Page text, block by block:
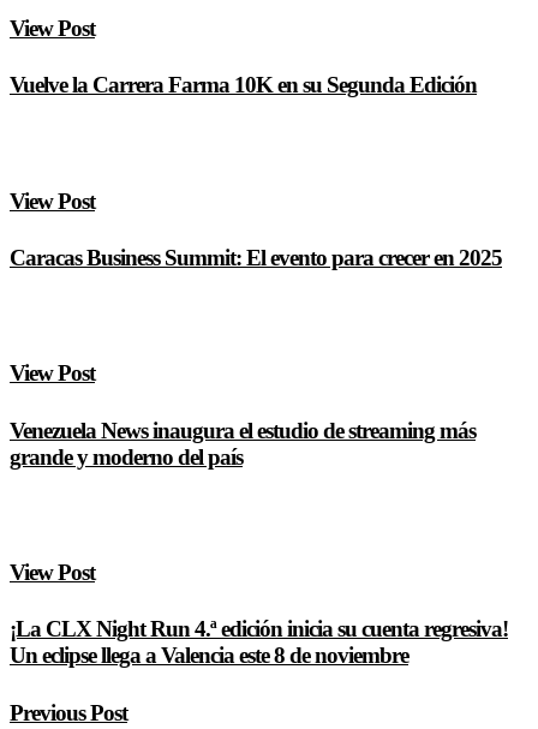
View Post
Vuelve la Carrera Farma 10K en su Segunda Edición
View Post
Caracas Business Summit: El evento para crecer en 2025
View Post
Venezuela News inaugura el estudio de streaming más
grande y moderno del país
View Post
¡La CLX Night Run 4.ª edición inicia su cuenta regresiva!
Un eclipse llega a Valencia este 8 de noviembre
Previous Post